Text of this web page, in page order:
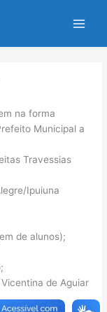
na forma
Municipal a
Travessias
Ipuiuna
de alunos);
de Aguiar